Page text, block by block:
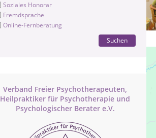
Soziales Honorar
Fremdsprache
Online-Fernberatung
Suchen
Verband Freier Psychotherapeuten,
Heilpraktiker für Psychotherapie und
Psychologischer Berater e.V.